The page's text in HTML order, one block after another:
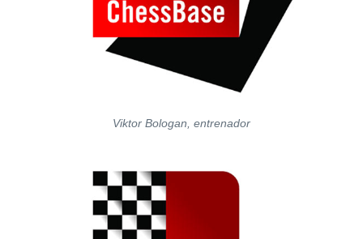
Viktor Bologan, entrenador